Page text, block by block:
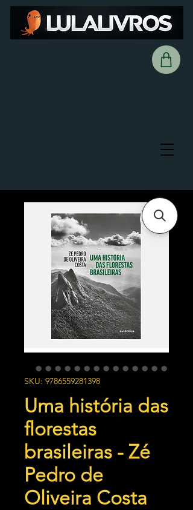
SKU: 9786559281398
Uma história das
florestas
brasileiras - Zé
Pedro de
Oliveira Costa